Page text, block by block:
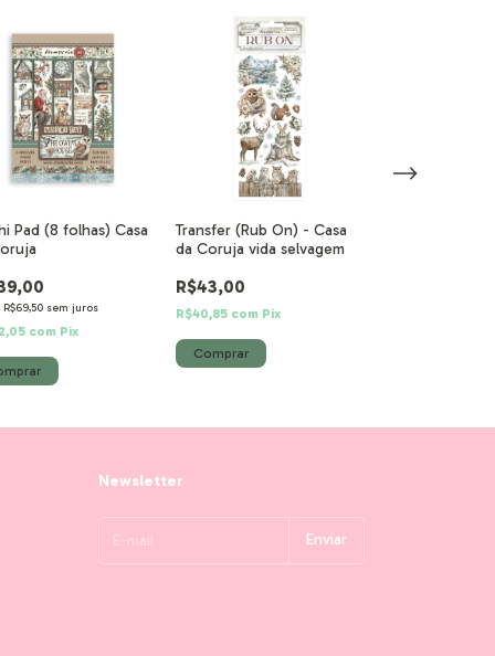
Pad (8 folhas) Casa
R$69,50 sem juros
com Pix
Transfer (Rub On) - Casa
da Coruja vida selvagem
R$43,00
R$40,85 com Pix
Newsletter